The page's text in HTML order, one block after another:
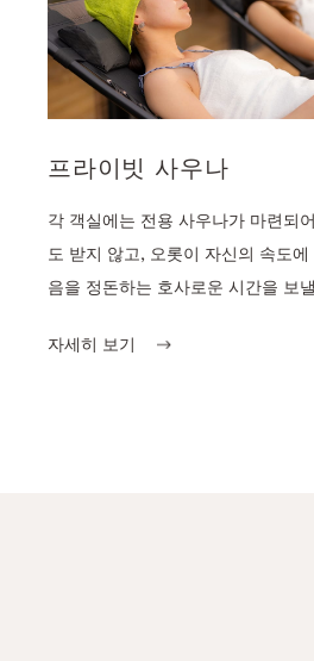
프라이빗 사우나
각 객실에는 전용 사우나가 마련되
도 받지 않고, 오롯이 자신의 속도
음을 정돈하는 호사로운 시간을 보
자세히 보기